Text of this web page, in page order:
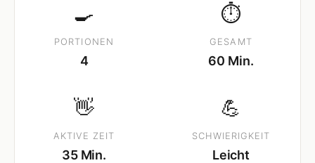
🍳
PORTIONEN
4
⏱
GESAMT
60 Min.
👋
AKTIVE ZEIT
35 Min.
💪
SCHWIERIGKEIT
Leicht